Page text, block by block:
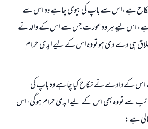
نكاح ہے، اس سے باپ كى بيوى چاہے وہ اس سے
ہے، اس ليے ہر وہ عورت جس سے اس كے والد نے
ہى دے دى ہو تو وہ اس كے ليے ابدى حرام
كے دادے نے نكاح كيا چاہے وہ باپ كى
سے تو وہ بھى اس كے ليے ابدى حرام ہو گى، اس
ہے: